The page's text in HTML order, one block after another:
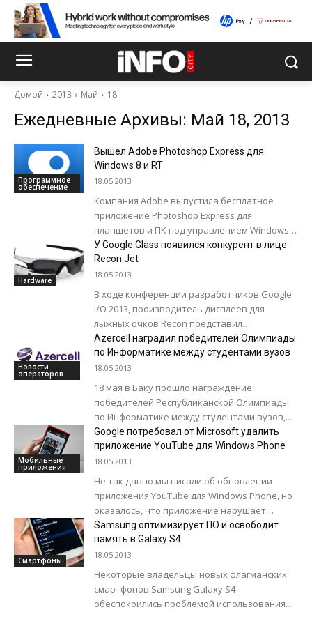
Домой 2013 Май 18
Ежедневные Архивы: Май 18, 2013
Программное
обеспечение
Вышел Adobe Photoshop Express для
Windows 8 и RT
18.05.2013
Компания Adobe выпустила бесплатное
приложение Photoshop Express для
планшетов и ПК под управлением Windows 8
и Windows RT. Приложение обладает всеми
необходимыми функциями для быстрого
редактирования фотографий:
Кадрирование,...
Hardware
У Google Glass появился конкурент в лице
Recon Jet
18.05.2013
В ходе конференции разработчиков Google
I/O 2013, производитель дисплеев для
лыжных очков Recon представил
солнцезащитные очки с крошечным
монитором. Но они не используют
технологии...
Новости
операторов
Azercell наградил победителей Олимпиады
по Информатике между студентами вузов
18.05.2013
18 мая в Баку прошло награждение
победителей Республиканской Oлимпиады
по Информатике между студентами вузов,
посвященной Всемирному Дню Общества
Телекоммуникаций и Информации. 48 команд
из...
Мобильные
приложения
Google потребовал от Microsoft удалить
приложение YouTube для Windows Phone
18.05.2013
Не так давно мы писали об обновлении
приложения YouTube для Windows Phone, но
оказалось, что приложение нарушает
некоторые из условий использования. Как
стало известно,...
Смартфоны
Samsung оптимизирует ПО и освободит
память в Galaxy S4
18.05.2013
Некоторые владельцы новых флагманских
смартфонов Samsung Galaxy S4
обеспокоились проблемой использования